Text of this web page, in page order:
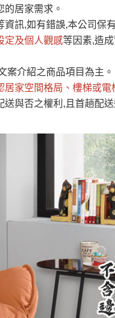
的居家需求。
資訊,如有錯誤,本公司保
定及個人觀感等因素,造
案介紹之商品項目為主。
居家空間格局、 樓梯或電
與否之權利,且首趟配
費 說 明
免運費
NT$500元
要購買商品，請於出發
。
電話聯絡或E-Mail通知
現貨我們客服會再來電
地區恕無法提供運送 (
地型限制(山區、鄉、鎮
。
服務，若需以吊車或其
快速到貨商品，無法指
節省您的寶貴時間。
至百貨公司內部。
低排列 依評論低至